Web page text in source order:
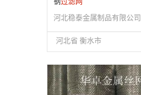
河北稳泰金属制品有限公司
河北省 衡水市